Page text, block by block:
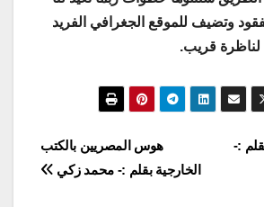
وتضيف للموقع الجغرافي الفريد
لناظرة قريب.
هوس المصريين بالكتب
الخارجية بقلم :- محمد زكي
” بقلم :-